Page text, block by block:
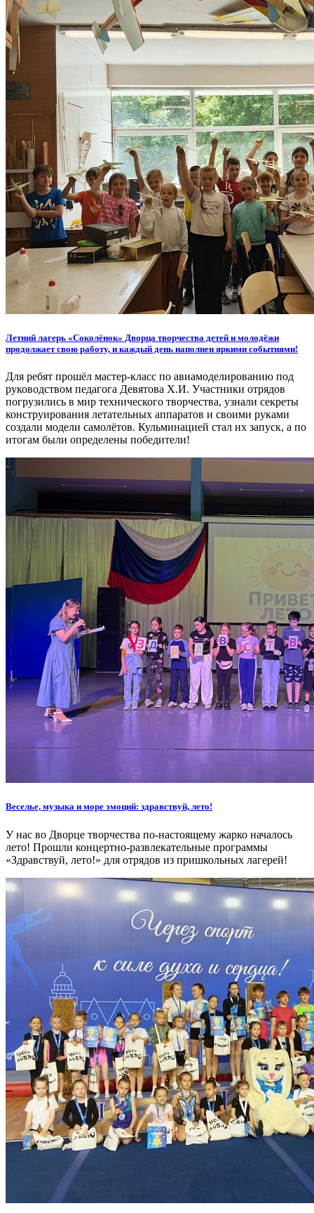
Летний лагерь «Соколёнок» Дворца творчества детей и молодёжи
продолжает свою работу, и каждый день наполнен яркими событиями!
Для ребят прошёл мастер-класс по авиамоделированию под
руководством педагога Девятова Х.И. Участники отрядов
погрузились в мир технического творчества, узнали секреты
конструирования летательных аппаратов и своими руками
создали модели самолётов. Кульминацией стал их запуск, а по
итогам были определены победители!
Веселье, музыка и море эмоций: здравствуй, лето!
У нас во Дворце творчества по-настоящему жарко началось
лето! Прошли концертно-развлекательные программы
«Здравствуй, лето!» для отрядов из пришкольных лагерей!